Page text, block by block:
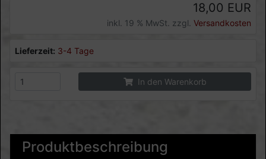
18,00 EUR
inkl. 19 % MwSt. zzgl. Versandkosten
Lieferzeit: 3-4 Tage
In den Warenkorb
Produktbeschreibung